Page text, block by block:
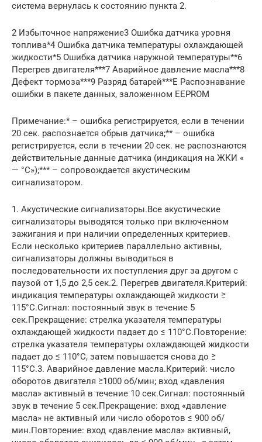
система вернулась к состоянию пункта 2.
2 Избыточное напряжение3 Ошибка датчика уровня
топлива*4 Ошибка датчика температуры охлаждающей
жидкости*5 Ошибка датчика наружной температуры**6
Перегрев двигателя***7 Аварийное давление масла***8
Дефект тормоза***9 Разряд батарей***Е Распознавание
ошибки в пакете данных, заложенном EEPROM
Примечание:* – ошибка регистрируется, если в течении
20 сек. распознается обрыв датчика;** – ошибка
регистрируется, если в течении 20 сек. не распознаются
действительные данные датчика (индикация на ЖКИ «
— °С»);*** – сопровождается акустическим
сигнализатором.
1. Акустические сигнализаторы.Все акустические
сигнализаторы выводятся только при включенном
зажигания и при наличии определенных критериев.
Если несколько критериев параллельно активны,
сигнализаторы должны выводиться в
последовательности их поступления друг за другом с
паузой от 1,5 до 2,5 сек.2. Перегрев двигателя.Критерий:
индикация температуры охлаждающей жидкости ≥
115°С.Сигнал: постоянный звук в течение 5
сек.Прекращение: стрелка указателя температуры
охлаждающей жидкости падает до ≤ 110°С.Повторение:
стрелка указателя температуры охлаждающей жидкости
падает до ≤ 110°С, затем повышается снова до ≥
115°С.3. Аварийное давление масла.Критерий: число
оборотов двигателя ≥1000 об/мин; вход «давления
масла» активный в течение 10 сек.Сигнал: постоянный
звук в течение 5 сек.Прекращение: вход «давление
масла» не активный или число оборотов ≤ 900 об/
мин.Повторение: вход «давление масла» активный,